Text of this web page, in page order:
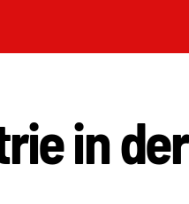
in der